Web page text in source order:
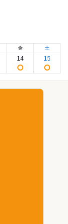
金
14
土
15